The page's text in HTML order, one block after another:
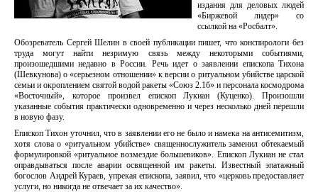
издания для деловых людей
«Биржевой лидер» со
ссылкой на «Росбалт».
Обозреватель Сергей Шелин в своей публикации пишет, что конспирологи без
труда могут найти незримую связь между некоторыми событиями,
произошедшими недавно в России. Речь идет о заявлении епископа Тихона
(Шевкунова) о «серьезном отношении» к версии о ритуальном убийстве царской
семьи и окроплением святой водой ракеты «Союз 2.1б» и персонала космодрома
«Восточный», которое произвел епископ Лукиан (Куценко). Произошли
указанные события практически одновременно и через несколько дней перешли
в новую фазу.
Епископ Тихон уточнил, что в заявлении его не было и намека на антисемитизм,
хотя слова о «ритуальном убийстве» священнослужитель заменил обтекаемый
формулировкой «ритуальное возмездие большевиков». Епископ Лукиан не стал
оправдываться после аварии освященной им ракеты. Известный эпатажный
богослов Андрей Кураев, упрекая епископа, заявил, что «церковь предоставляет
услуги, но никогда не отвечает за их качество».